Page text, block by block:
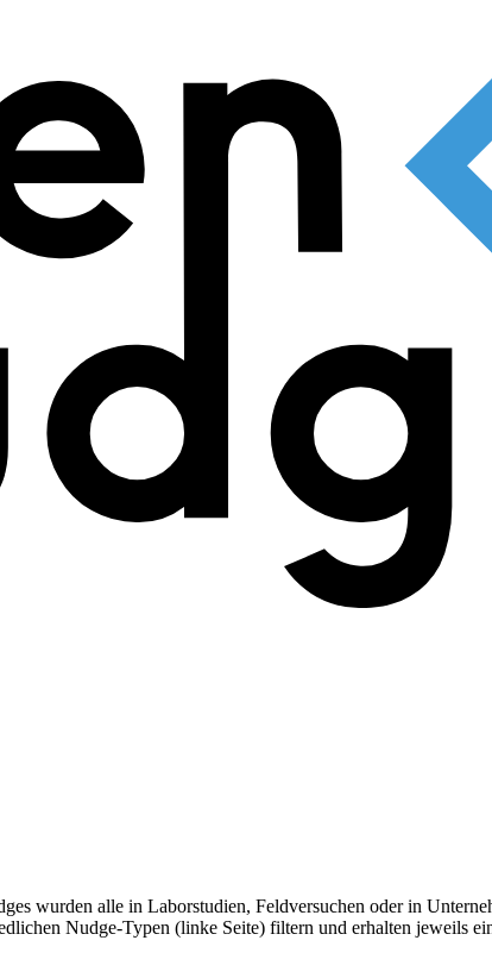
wurden alle in Laborstudien, Feldversuchen oder in
Nudge-Typen (linke Seite) filtern und erhalten jeweils